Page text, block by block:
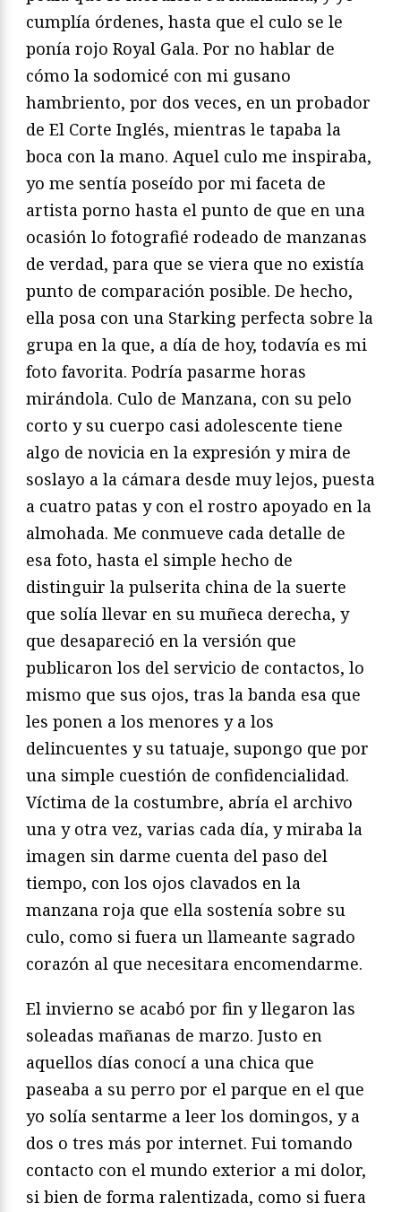
cumplía órdenes, hasta que el culo se le
ponía rojo Royal Gala. Por no hablar de
cómo la sodomicé con mi gusano
hambriento, por dos veces, en un probador
de El Corte Inglés, mientras le tapaba la
boca con la mano. Aquel culo me inspiraba,
yo me sentía poseído por mi faceta de
artista porno hasta el punto de que en una
ocasión lo fotografié rodeado de manzanas
de verdad, para que se viera que no existía
punto de comparación posible. De hecho,
ella posa con una Starking perfecta sobre la
grupa en la que, a día de hoy, todavía es mi
foto favorita. Podría pasarme horas
mirándola. Culo de Manzana, con su pelo
corto y su cuerpo casi adolescente tiene
algo de novicia en la expresión y mira de
soslayo a la cámara desde muy lejos, puesta
a cuatro patas y con el rostro apoyado en la
almohada. Me conmueve cada detalle de
esa foto, hasta el simple hecho de
distinguir la pulserita china de la suerte
que solía llevar en su muñeca derecha, y
que desapareció en la versión que
publicaron los del servicio de contactos, lo
mismo que sus ojos, tras la banda esa que
les ponen a los menores y a los
delincuentes y su tatuaje, supongo que por
una simple cuestión de confidencialidad.
Víctima de la costumbre, abría el archivo
una y otra vez, varias cada día, y miraba la
imagen sin darme cuenta del paso del
tiempo, con los ojos clavados en la
manzana roja que ella sostenía sobre su
culo, como si fuera un llameante sagrado
corazón al que necesitara encomendarme.
El invierno se acabó por fin y llegaron las
soleadas mañanas de marzo. Justo en
aquellos días conocí a una chica que
paseaba a su perro por el parque en el que
yo solía sentarme a leer los domingos, y a
dos o tres más por internet. Fui tomando
contacto con el mundo exterior a mi dolor,
si bien de forma ralentizada, como si fuera